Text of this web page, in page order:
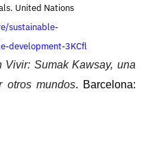
United Nations
sustainable-
development-3KCfl
Vivir: Sumak Kawsay, una
otros mundos. Barcelona: